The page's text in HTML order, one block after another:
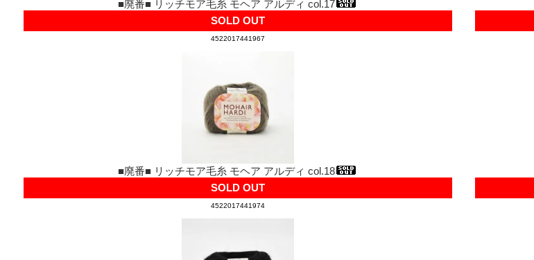
■廃番■ リッチモア毛糸 モヘア アルディ col.17
SOLD OUT
4522017441967
■廃番■ リッチモア毛糸 モヘア アルディ col.18
SOLD OUT
4522017441974